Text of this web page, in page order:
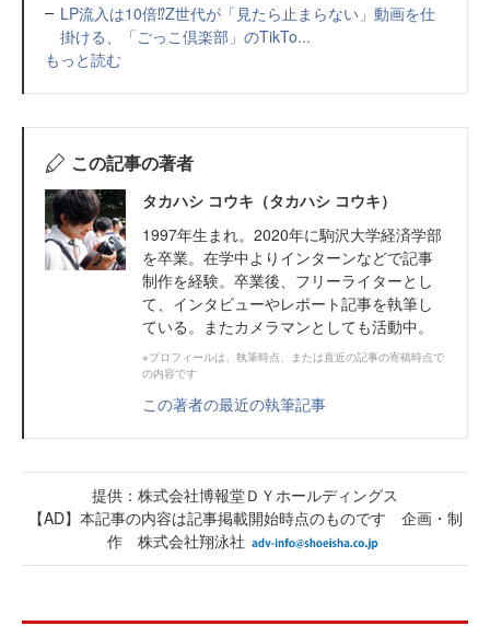
LP流入は10倍⁉Z世代が「見たら止まらない」動画を仕
掛ける、「ごっこ倶楽部」のTikTo...
もっと読む
この記事の著者
タカハシ コウキ（タカハシ コウキ）
1997年生まれ。2020年に駒沢大学経済学部
を卒業。在学中よりインターンなどで記事
制作を経験。卒業後、フリーライターとし
て、インタビューやレポート記事を執筆し
ている。またカメラマンとしても活動中。
※プロフィールは、執筆時点、または直近の記事の寄稿時点で
の内容です
この著者の最近の執筆記事
提供：株式会社博報堂ＤＹホールディングス
【AD】本記事の内容は記事掲載開始時点のものです 企画・制
作 株式会社翔泳社